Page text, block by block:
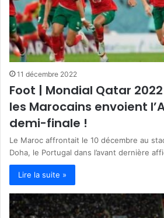
11 décembre 2022
Foot | Mondial Qatar
les Marocains envoient
demi-finale !
Le Maroc affrontait le 10 décembre au
Doha, le Portugal dans l’avant dernière
Lire la suite »